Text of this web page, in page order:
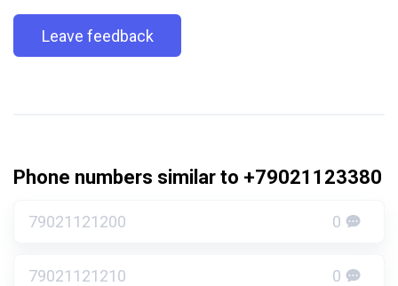
Leave feedback
Phone numbers similar to +79021123380
79021121200 0
79021121210 0